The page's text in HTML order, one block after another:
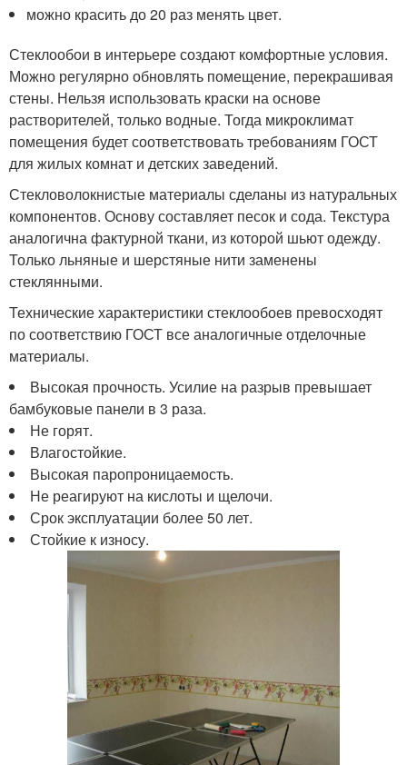
можно красить до 20 раз менять цвет.
Стеклообои в интерьере создают комфортные условия.
Можно регулярно обновлять помещение, перекрашивая
стены. Нельзя использовать краски на основе
растворителей, только водные. Тогда микроклимат
помещения будет соответствовать требованиям ГОСТ
для жилых комнат и детских заведений.
Стекловолокнистые материалы сделаны из натуральных
компонентов. Основу составляет песок и сода. Текстура
аналогична фактурной ткани, из которой шьют одежду.
Только льняные и шерстяные нити заменены
стеклянными.
Технические характеристики стеклообоев превосходят
по соответствию ГОСТ все аналогичные отделочные
материалы.
Высокая прочность. Усилие на разрыв превышает
бамбуковые панели в 3 раза.
Не горят.
Влагостойкие.
Высокая паропроницаемость.
Не реагируют на кислоты и щелочи.
Срок эксплуатации более 50 лет.
Стойкие к износу.